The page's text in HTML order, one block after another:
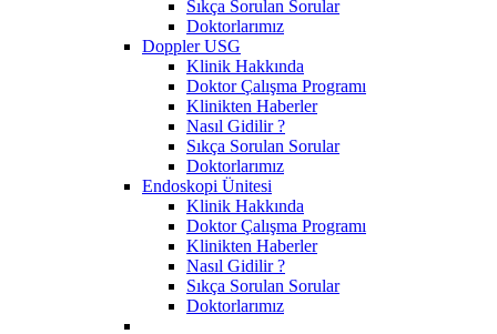
Sıkça Sorulan Sorular
Doktorlarımız
Doppler USG
Klinik Hakkında
Doktor Çalışma Programı
Klinikten Haberler
Nasıl Gidilir ?
Sıkça Sorulan Sorular
Doktorlarımız
Endoskopi Ünitesi
Klinik Hakkında
Doktor Çalışma Programı
Klinikten Haberler
Nasıl Gidilir ?
Sıkça Sorulan Sorular
Doktorlarımız